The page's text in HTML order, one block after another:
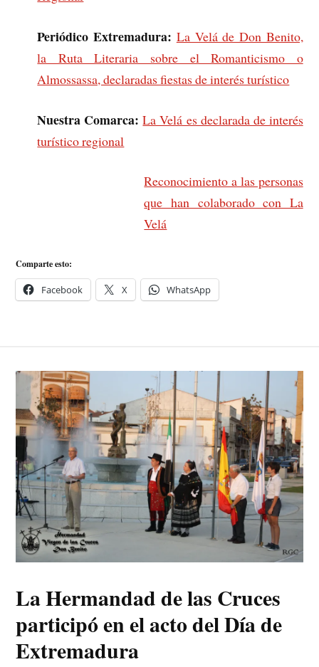
Periódico Extremadura: La Velá de Don Benito,
la Ruta Literaria sobre el Romanticismo o
Almossassa, declaradas fiestas de interés turístico
Nuestra Comarca: La Velá es declarada de interés
turístico regional
Reconocimiento a las personas
que han colaborado con La
Velá
Comparte esto:
Facebook X WhatsApp
La Hermandad de las Cruces
participó en el acto del Día de
Extremadura